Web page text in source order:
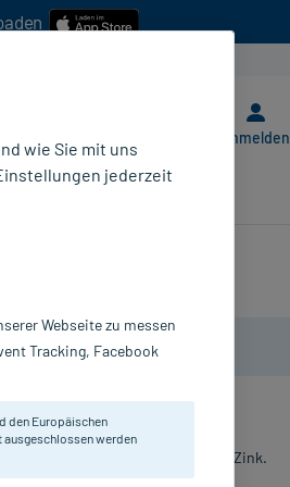
Anmelden
Vitamin C und dem Mineralstoff Zink.
wie Sie mit uns
jederzeit
Webseite zu messen
Tracking, Facebook
den Europäischen
ausgeschlossen werden